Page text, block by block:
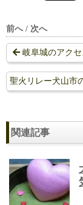
前へ / 次へ
岐阜城のアク
聖火リレー犬山市
関連記事